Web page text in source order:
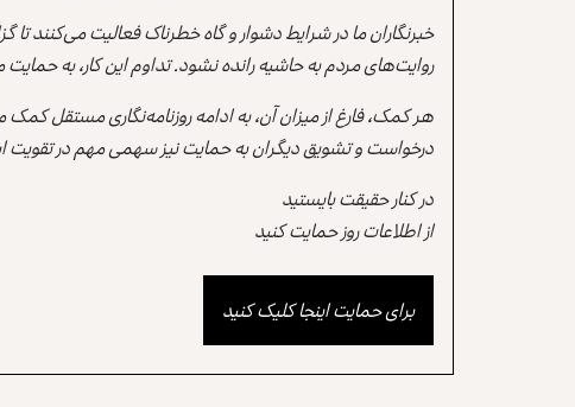
خبرنگاران ما در شرایط دشوار و گاه خطرناک فعالیت می‌کنند
روایت‌های مردم به حاشیه رانده نشود. تداوم این کار، به
هر کمک، فارغ از میزان آن، به ادامه روزنامه‌نگاری مستقل
درخواست و تشویق دیگران به حمایت نیز سهمی مهم در تقویت
در کنار حقیقت بایستید
از اطلاعات روز حمایت کنید
برای حمایت اینجا کلیک کنید